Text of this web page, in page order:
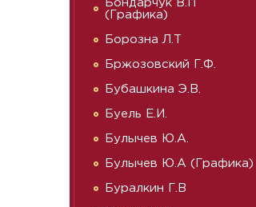
Бондарчук В.П
(Графика)
Борозна Л.Т
Бржозовский Г.Ф.
Бубашкина Э.В.
Буель Е.И.
Булычев Ю.А.
Булычев Ю.А (Графика)
Буралкин Г.В